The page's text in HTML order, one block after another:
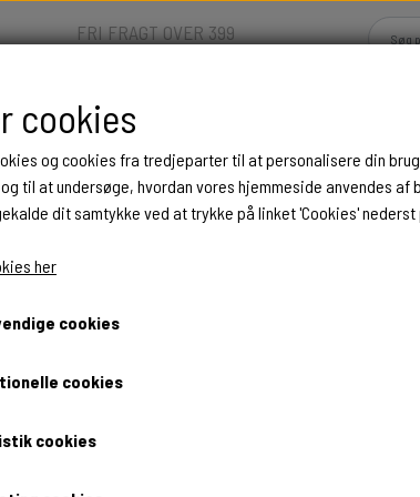
FRI FRAGT OVER 399
ORNAMENTER
PERSONLIGE ORNAMENTER
II
25,00 kr.
20120
cookies
og cookies fra tredjeparter til at personalisere din
til at undersøge, hvordan vores hjemmeside anvendes af
dit samtykke ved at trykke på linket 'Cookies' nederst
her
cookies
cookies
cookies